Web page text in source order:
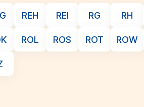
REH REI RG RH
ROL ROS ROT ROW